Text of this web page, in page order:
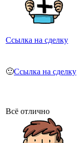
Ссылка на сделку
🙂Ссылка на сделку
Всё отлично